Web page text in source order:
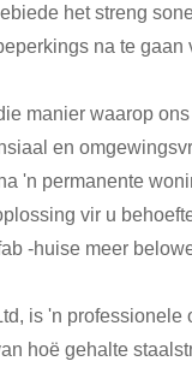
het streng
na te
manier waarop
en
'n permanente
vir u
-huise meer
is 'n
hoë gehalte